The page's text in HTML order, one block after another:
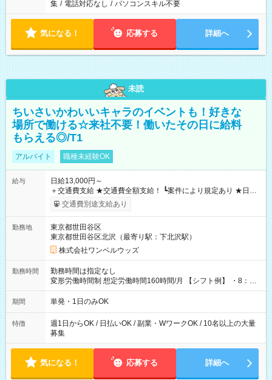
集 / 電話対応なし / パソコンスキル不要
気になる！ 応募する 詳細へ
未読
ちいさいかわいいキャラのイベントも！好きな
場所で働ける☆来社不要！働いたその日に給料
もらえる◎/T1
アルバイト 職種未経験OK
給与
日給13,000円～
＋交通費支給 ★交通費全額支給！ ┗案件により規定あり ★日払
いOK！（規定あり） ┗働いたその日に現金GET♪ お仕事後はコ
ンビニATMから 日払い分を引き落とせます！ 【試用期間】試
交通費別途支給あり
勤務地
東京都世田谷区
東京都世田谷区北沢（最寄り駅：下北沢駅）
株式会社ワンベルウッズ
勤務時間
勤務時間は指定なし
変形労働時間制 想定労働時間160時間/月 【シフト例】 ・8：00
～21：00
期間 単発・1日のみOK
特徴
週1日からOK / 日払いOK / 副業・WワークOK / 10名以上の大量
募集
気になる！ 応募する 詳細へ